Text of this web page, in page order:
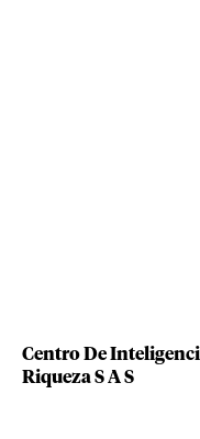
Centro De
Riqueza S A S